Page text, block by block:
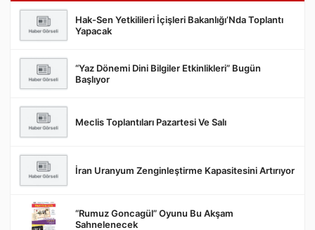
Gönder
Hak-Sen Yetkilileri İçişleri Bakanlığı’Nda Toplantı
Yapacak
“Yaz Dönemi Dini Bilgiler Etkinlikleri” Bugün
Başlıyor
Meclis Toplantıları Pazartesi Ve Salı
İran Uranyum Zenginleştirme Kapasitesini Artırıyor
“Rumuz Goncagül” Oyunu Bu Akşam
Sahnelenecek